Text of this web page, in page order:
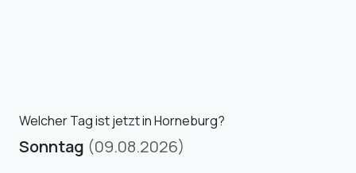
Welcher Tag ist jetzt in Horneburg?
Sonntag (09.08.2026)